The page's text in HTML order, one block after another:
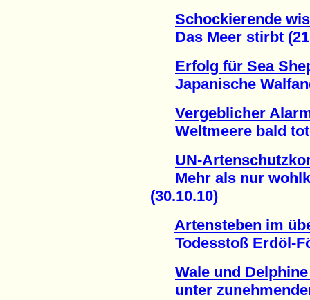
Schockierende
Das Meer stirbt
Erfolg für Sea
Japanische
Vergeblicher
Weltmeere bald
UN-
Mehr als nur
(30.10.10)
Artensteben im
Todesstoß Erdöl-
Wale und
unter